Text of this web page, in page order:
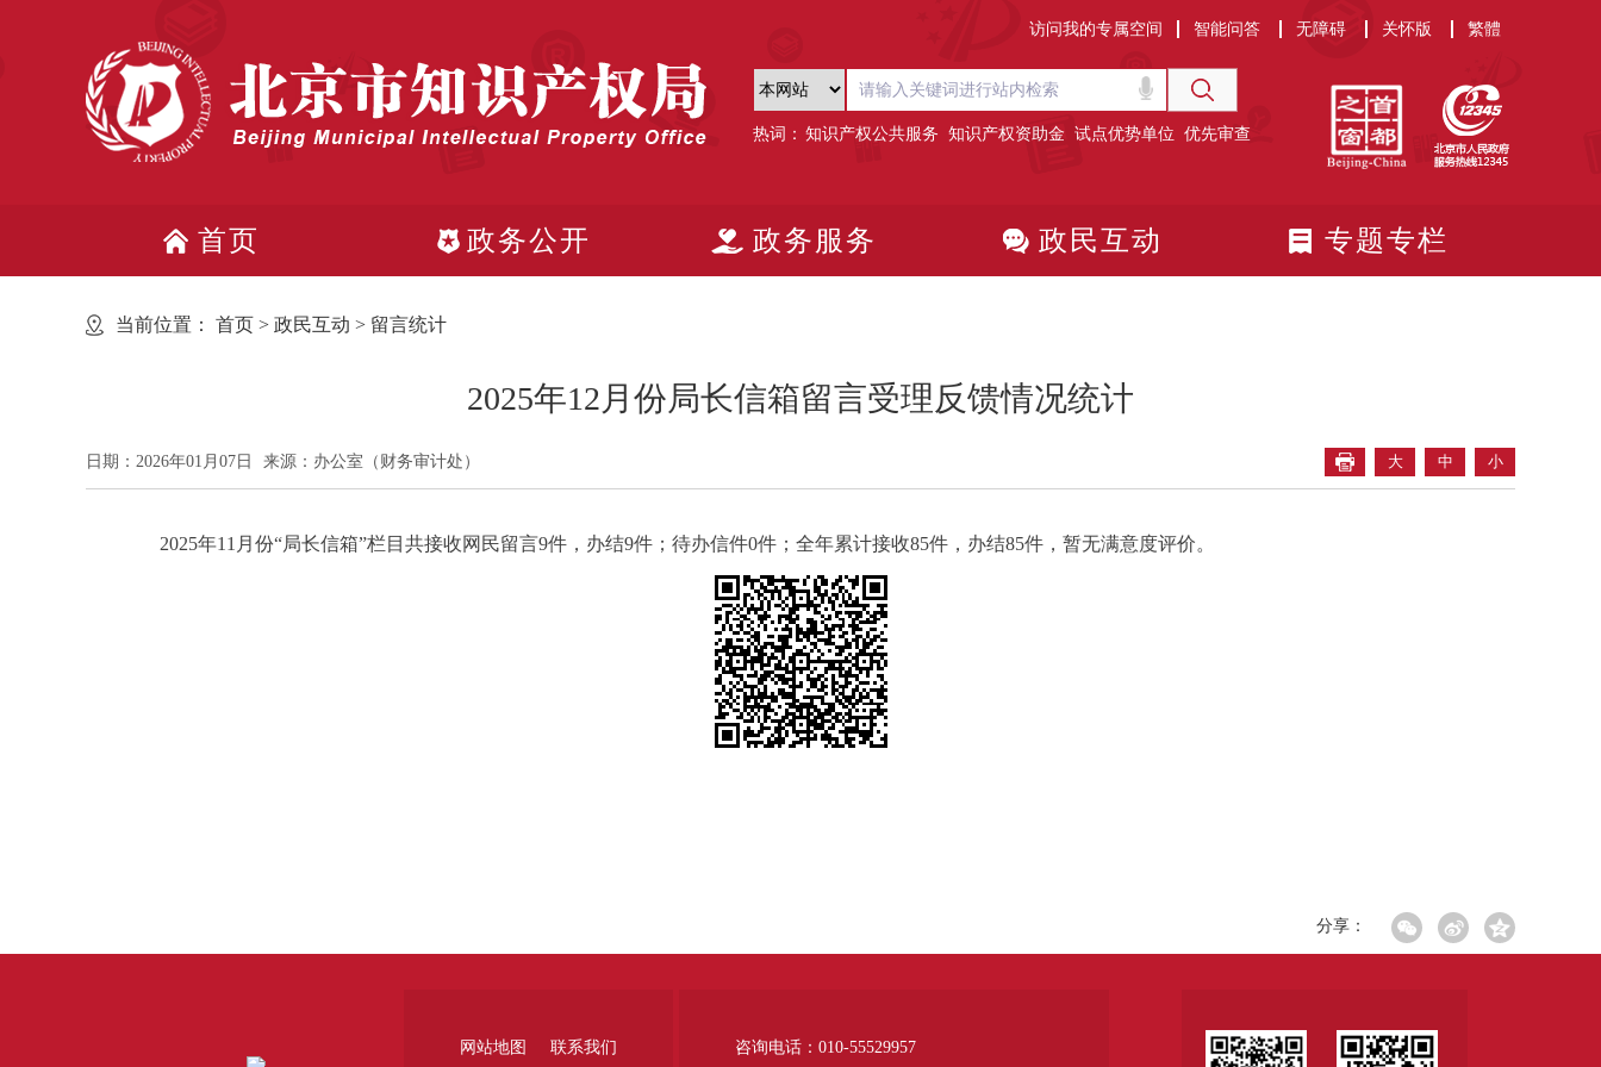
访问我的专属空间 智能问答 无障碍 关怀版 繁體
热词： 知识产权公共服务 知识产权资助金 试点优势单位 优先审查
首页 政务公开 政务服务 政民互动 专题专栏
当前位置： 首页 > 政民互动 > 留言统计
2025年12月份局长信箱留言受理反馈情况统计
日期：2026年01月07日 来源：办公室（财务审计处） 大 中 小
2025年11月份“局长信箱”栏目共接收网民留言9件，办结9件；待办信件0件；全年累计接收85件，办结85件，暂无满意度评价。
分享：
网站地图 联系我们 咨询电话：010-55529957